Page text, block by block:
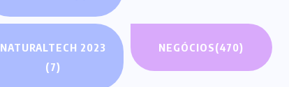
NATURALTECH 2023
(7)
NEGÓCIOS(470)